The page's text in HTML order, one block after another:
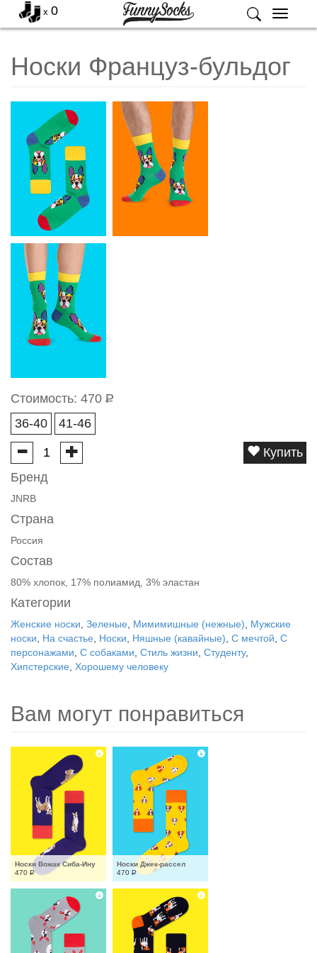
Меню
x 0
Носки Француз-бульдог
Стоимость: 470 Р
36-40
41-46
Купить
Бренд
JNRB
Страна
Россия
Состав
80% хлопок, 17% полиамид, 3% эластан
Категории
Женские носки Зеленые Мимимишные (нежные)
Мужские
носки
На счастье Носки Няшные (кавайные) С мечтой С
персонажами С собаками Стиль жизни Студенту,
Хипстерские
Хорошему человеку
Вам могут понравиться
Носки Вожак Сиба-Ину
470 Р
Носки Джек-рассел
470 Р